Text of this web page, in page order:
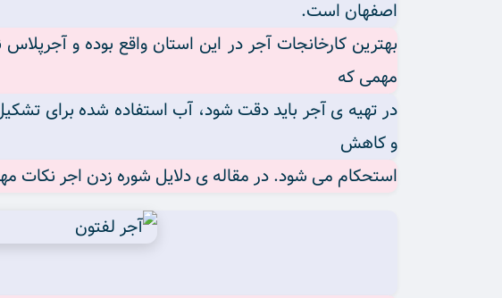
اصفهان است.
بهترین کارخانجات آجر در این استان واقع بوده و
مهمی که
در تهیه ی آجر باید دقت شود، آب استفاده شده برای
و کاهش
استحکام می شود. در مقاله ی دلایل شوره زدن اجر نکات